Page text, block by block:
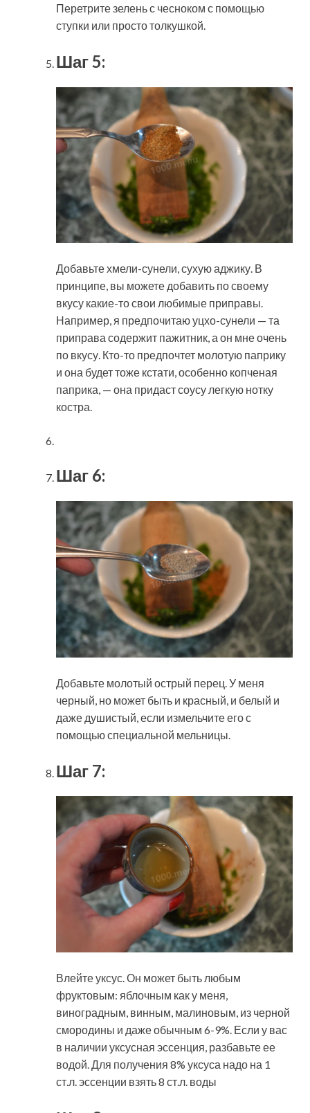
Перетрите зелень с чесноком с помощью
ступки или просто толкушкой.
Шаг 5:
Добавьте хмели-сунели, сухую аджику. В
принципе, вы можете добавить по своему
вкусу какие-то свои любимые приправы.
Например, я предпочитаю уцхо-сунели — та
приправа содержит пажитник, а он мне очень
по вкусу. Кто-то предпочтет молотую паприку
и она будет тоже кстати, особенно копченая
паприка, — она придаст соусу легкую нотку
костра.
Шаг 6:
Добавьте молотый острый перец. У меня
черный, но может быть и красный, и белый и
даже душистый, если измельчите его с
помощью специальной мельницы.
Шаг 7:
Влейте уксус. Он может быть любым
фруктовым: яблочным как у меня,
виноградным, винным, малиновым, из черной
смородины и даже обычным 6-9%. Если у вас
в наличии уксусная эссенция, разбавьте ее
водой. Для получения 8% уксуса надо на 1
ст.л. эссенции взять 8 ст.л. воды